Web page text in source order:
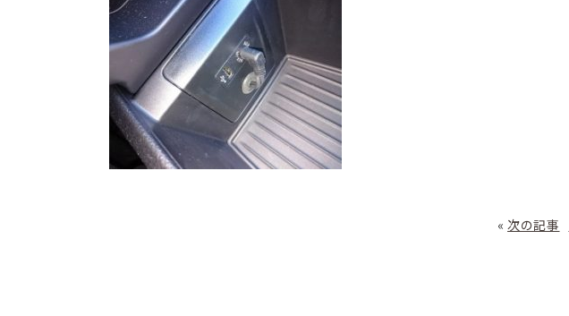
«次の記事